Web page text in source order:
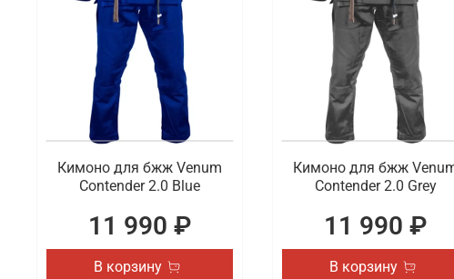
Кимоно для бжж Venum
Contender 2.0 Blue
11 990 ₽
В корзину
Кимоно для бжж
Contender 2.0 Grey
11 990 ₽
В корзину